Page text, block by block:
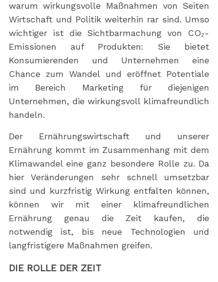
warum wirkungsvolle Maßnahmen von Seiten
Wirtschaft und Politik weiterhin rar sind. Umso
wichtiger ist die Sichtbarmachung von CO₂-
Emissionen auf Produkten: Sie bietet
Konsumierenden und Unternehmen eine
Chance zum Wandel und eröffnet Potentiale
im Bereich Marketing für diejenigen
Unternehmen, die wirkungsvoll klimafreundlich
handeln.
Der Ernährungswirtschaft und unserer
Ernährung kommt im Zusammenhang mit dem
Klimawandel eine ganz besondere Rolle zu. Da
hier Veränderungen sehr schnell umsetzbar
sind und kurzfristig Wirkung entfalten können,
können wir mit einer klimafreundlichen
Ernährung genau die Zeit kaufen, die
notwendig ist, bis neue Technologien und
langfristigere Maßnahmen greifen.
DIE ROLLE DER ZEIT